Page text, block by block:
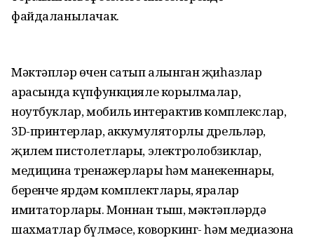
файдаланылачак.
Мәктәпләр өчен сатып алынган җиһазлар
арасында күпфункцияле корылмалар,
ноутбуклар, мобиль интерактив комплекслар,
3D-принтерлар, аккумуляторлы дрельләр,
җилем пистолетлары, электролобзиклар,
медицина тренажерлары һәм манекеннары,
беренче ярдәм комплектлары, яралар
имитаторлары. Моннан тыш, мәктәпләрдә
шахматлар бүлмәсе, коворкинг- һәм медиазона